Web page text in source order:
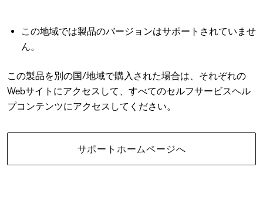
この地域では製品のバージョンはサポートされていませ
ん。
この製品を別の国/地域で購入された場合は、それぞれの
Webサイトにアクセスして、すべてのセルフサービスヘル
プコンテンツにアクセスしてください。
サポートホームページへ